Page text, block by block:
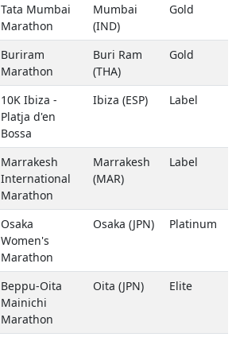
Tata Mumbai
Marathon
Mumbai
(IND)
Gold
Buriram
Marathon
Buri Ram
(THA)
Gold
10K Ibiza -
Platja d'en
Bossa
Ibiza (ESP) Label
Marrakesh
International
Marathon
Marrakesh
(MAR)
Label
Osaka
Women's
Marathon
Osaka (JPN) Platinum
Beppu-Oita
Mainichi
Marathon
Oita (JPN) Elite